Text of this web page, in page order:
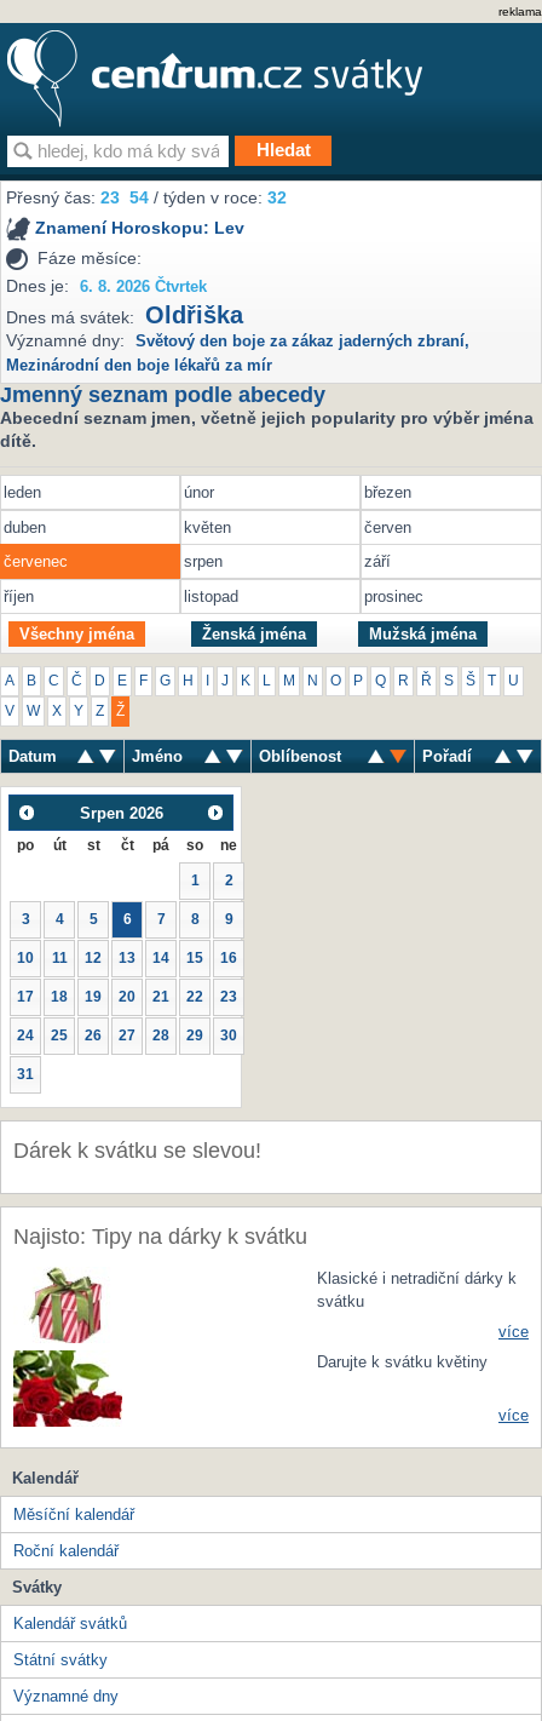
reklama
Přesný čas:23 54 / týden v roce:32
Znamení Horoskopu: Lev
Fáze měsíce:
Dnes je:
6. 8. 2026 Čtvrtek
Dnes má svátek: Oldřiška
Významné dny: Světový den boje za zákaz jaderných zbraní,
Mezinárodní den boje lékařů za mír
Jmenný seznam podle abecedy
Abecední seznam jmen, včetně jejich popularity pro výběr jména
dítě.
leden únor
březen
duben
květen
červen
červenec
srpen
září
říjen
listopad prosinec
Všechny jména Ženská jména Mužská jména
A B C Č D E F G H J K M N O P Q R Ř S Š U
V W X Y Z Ž
Datum Jméno Oblíbenost Pořadí
Srpen 2026
po út st čt pá so ne
1 2
3 4 5 6 7 8 9
10 11 12 13 14 15 16
17 18 19 20 21 22 23
24 25 26 27 28 29 30
31
Dárek k svátku se slevou!
Najisto: Tipy na dárky k svátku
Klasické i netradiční dárky k
svátku
více
Darujte k svátku květiny
více
Kalendář
Měsíční kalendář
Roční kalendář
Svátky
Kalendář svátků
Státní svátky
Významné dny